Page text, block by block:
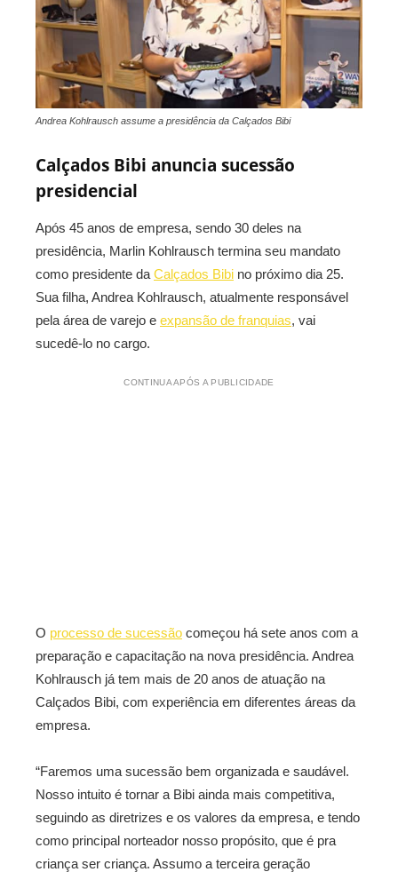
Andrea Kohlrausch assume a presidência da Calçados Bibi
Calçados Bibi anuncia sucessão
presidencial
Após 45 anos de empresa, sendo 30 deles na
presidência, Marlin Kohlrausch termina seu mandato
como presidente da Calçados Bibi no próximo dia 25.
Sua filha, Andrea Kohlrausch, atualmente responsável
pela área de varejo e expansão de franquias, vai
sucedê-lo no cargo.
CONTINUA APÓS A PUBLICIDADE
O processo de sucessão começou há sete anos com a
preparação e capacitação na nova presidência. Andrea
Kohlrausch já tem mais de 20 anos de atuação na
Calçados Bibi, com experiência em diferentes áreas da
empresa.
“Faremos uma sucessão bem organizada e saudável.
Nosso intuito é tornar a Bibi ainda mais competitiva,
seguindo as diretrizes e os valores da empresa, e tendo
como principal norteador nosso propósito, que é pra
criança ser criança. Assumo a terceira geração